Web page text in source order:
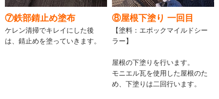
⑦鉄部錆止め塗布
ケレン清掃でキレイにした後
は、錆止めを塗っていきます。
⑧屋根下塗り 一回目
【塗料：エポックマイルドシー
ラー】
屋根の下塗りを行います。
モニエル瓦を使用した屋根のた
め、下塗りは二回行います。